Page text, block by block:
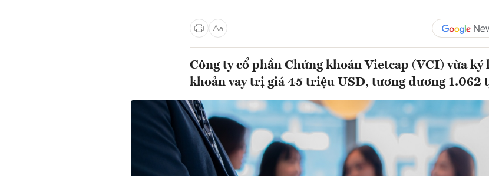
Công ty cổ phần Chứng khoán Vietcap (VCI) vừa
khoản vay trị giá 45 triệu USD, tương đương 1.062